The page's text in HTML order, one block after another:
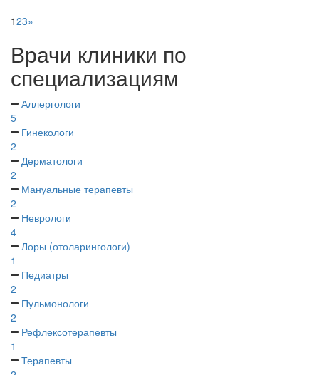
123»
Врачи клиники по
специализациям
Аллергологи
5
Гинекологи
2
Дерматологи
2
Мануальные терапевты
2
Неврологи
4
Лоры (отоларингологи)
1
Педиатры
2
Пульмонологи
2
Рефлексотерапевты
1
Терапевты